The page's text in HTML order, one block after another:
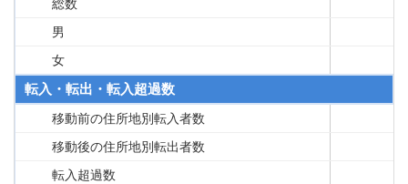
総数
男
女
転入・転出・転入超過数
移動前の住所地別転入者数
移動後の住所地別転出者数
転入超過数